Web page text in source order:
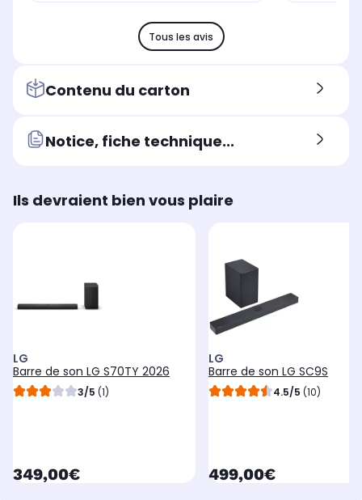
Tous les avis
Contenu du carton
Notice, fiche technique...
Ils devraient bien vous plaire
LG
Barre de son LG S70TY 2026
3/5 (1)
currentPrice
349,00€
LG
Barre de son LG SC9S
4.5/5 (10)
currentPrice
499,00€